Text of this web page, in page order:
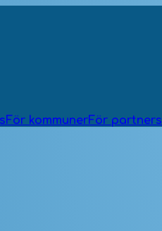
För kommunerFör partners